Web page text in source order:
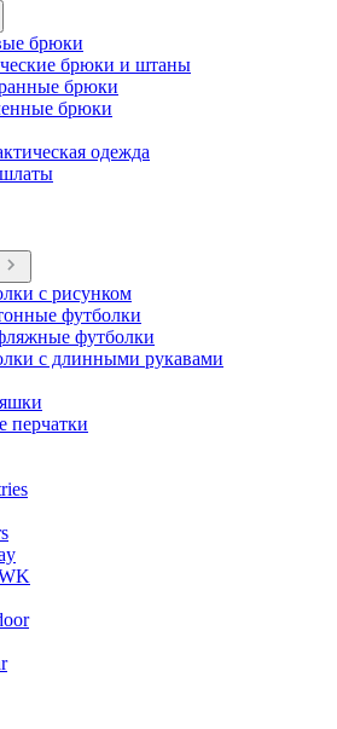
брюки
брюки и штаны
брюки
брюки
одежда
с рисунком
футболки
футболки
с длинными рукавами
перчатки